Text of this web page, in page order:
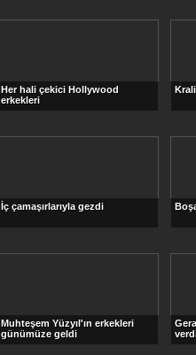
Her hali çekici Hollywood
erkekleri
İç çamaşırlarıyla gezdi
Muhteşem Yüzyıl'ın erkekleri
günümüze geldi